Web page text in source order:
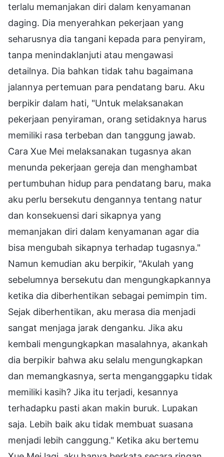
terlalu memanjakan diri dalam kenyamanan
daging. Dia menyerahkan pekerjaan yang
seharusnya dia tangani kepada para penyiram,
tanpa menindaklanjuti atau mengawasi
detailnya. Dia bahkan tidak tahu bagaimana
jalannya pertemuan para pendatang baru. Aku
berpikir dalam hati, "Untuk melaksanakan
pekerjaan penyiraman, orang setidaknya harus
memiliki rasa terbeban dan tanggung jawab.
Cara Xue Mei melaksanakan tugasnya akan
menunda pekerjaan gereja dan menghambat
pertumbuhan hidup para pendatang baru, maka
aku perlu bersekutu dengannya tentang natur
dan konsekuensi dari sikapnya yang
memanjakan diri dalam kenyamanan agar dia
bisa mengubah sikapnya terhadap tugasnya."
Namun kemudian aku berpikir, "Akulah yang
sebelumnya bersekutu dan mengungkapkannya
ketika dia diberhentikan sebagai pemimpin tim.
Sejak diberhentikan, aku merasa dia menjadi
sangat menjaga jarak denganku. Jika aku
kembali mengungkapkan masalahnya, akankah
dia berpikir bahwa aku selalu mengungkapkan
dan memangkasnya, serta menganggapku tidak
memiliki kasih? Jika itu terjadi, kesannya
terhadapku pasti akan makin buruk. Lupakan
saja. Lebih baik aku tidak membuat suasana
menjadi lebih canggung." Ketika aku bertemu